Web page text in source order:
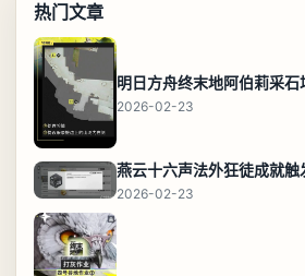
热门文章
2026-02-23
燕云十六声法外狂徒成就
2026-02-23